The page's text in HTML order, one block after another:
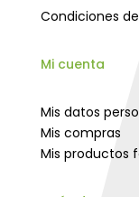
Condiciones
Mi cuenta
Mis datos
Mis compras
Mis productos